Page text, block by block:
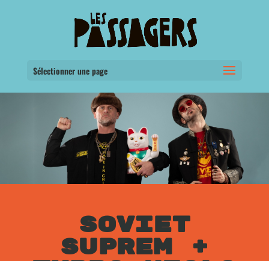
Sélectionner une page
SOVIET
SUPREM +